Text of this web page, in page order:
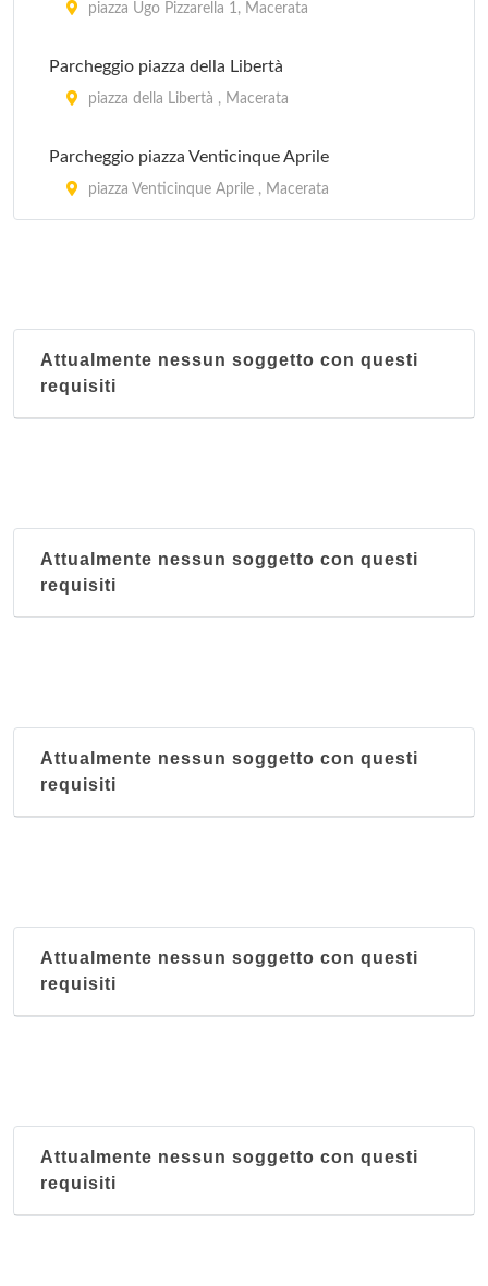
piazza Ugo Pizzarella 1, Macerata
Parcheggio piazza della Libertà
piazza della Libertà , Macerata
Parcheggio piazza Venticinque Aprile
piazza Venticinque Aprile , Macerata
Attualmente nessun soggetto con questi
requisiti
Attualmente nessun soggetto con questi
requisiti
Attualmente nessun soggetto con questi
requisiti
Attualmente nessun soggetto con questi
requisiti
Attualmente nessun soggetto con questi
requisiti